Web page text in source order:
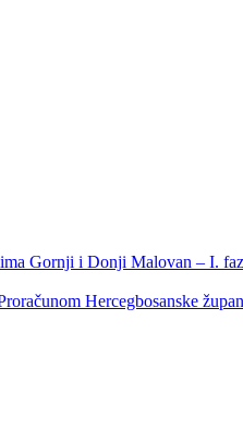
Gornji i Donji Malovan – I.
Hercegbosanske